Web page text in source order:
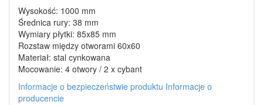
Wysokość: 1000 mm
Średnica rury: 38 mm
Wymiary płytki: 85x85 mm
Rozstaw między otworami 60x60
Materiał: stal cynkowana
Mocowanie: 4 otwory / 2 x cybant
Informacje o bezpieczeństwie produktu Informacje o
producencie